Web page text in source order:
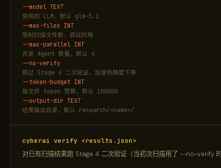
--model TEXT
使用的 LLM，默认 glm-5.1
--max-files INT
限制扫描文件数，调试时用
--max-parallel INT
并发 Agent 数量，默认 4
--no-verify
跳过 Stage 4 二次验证，加速但精度下降
--token-budget INT
每文件 token 预算，默认 100000
--output-dir TEXT
结果输出目录，默认 research/<name>/
cyberai verify <results.json>
对已有扫描结果跑 Stage 4 二次验证（当初次扫描用了 --no-verify